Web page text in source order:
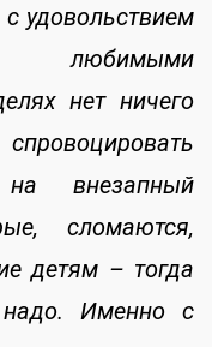
удовольствием
любимыми
нет ничего
на внезапный
сломаются,
детям – тогда
Именно с